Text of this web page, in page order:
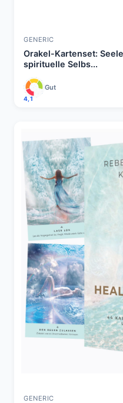
GENERIC
Orakel-Kartenset:
spirituelle Selbs...
4,1
Gut
GENERIC